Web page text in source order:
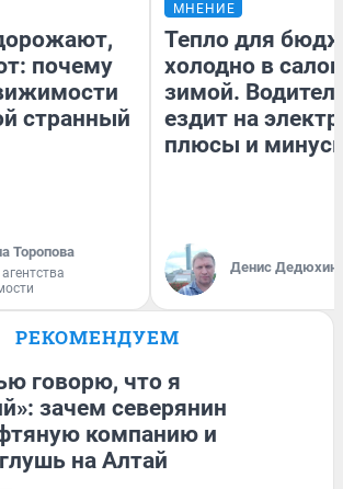
почему
странный
Торопова
МНЕНИЕ
Тепло для
холодно в
зимой.
ездит на
плюсы и
Денис Дедюхин
РЕКОМЕНДУЕМ
говорю, что я
зачем северянин
компанию и
на Алтай